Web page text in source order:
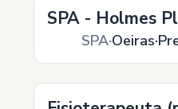
SPA - Holmes
SPA Oeiras